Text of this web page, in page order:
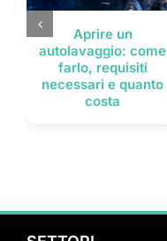
Aprire un
autolavaggio: come
farlo, requisiti
necessari e quanto
costa